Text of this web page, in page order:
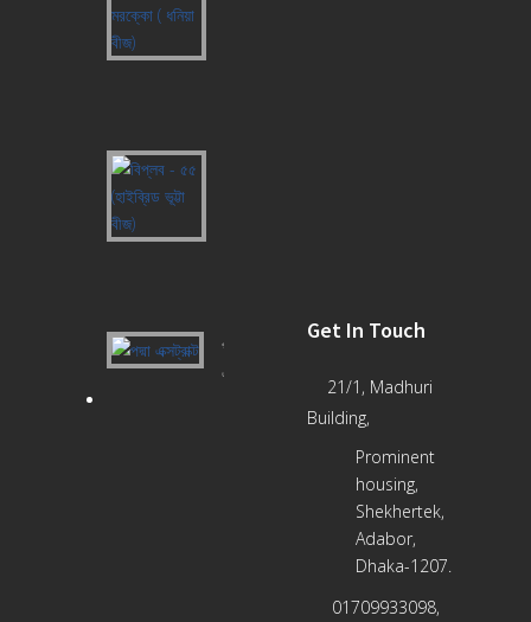
পদ্মা
এক্সট্রাক্ট
Get In Touch
21/1, Madhuri
Building,
Prominent
housing,
Shekhertek,
Adabor,
Dhaka-1207.
01709933098,